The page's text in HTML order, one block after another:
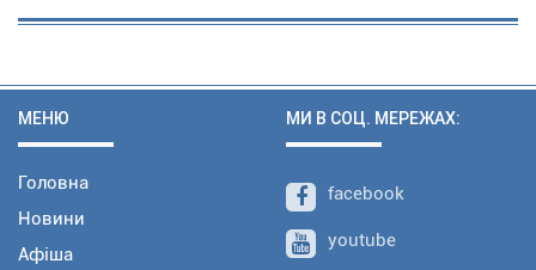
МЕНЮ
Головна
Новини
Афіша
МИ В СОЦ. МЕРЕЖАХ:
facebook
youtube